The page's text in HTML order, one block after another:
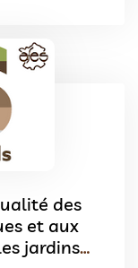
des
et aux
jardins